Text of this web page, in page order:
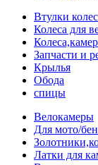
Втулки
Колеса для
Запчасти и
Крылья
Обода
спицы
Велокамеры
Для мото/
Латки для